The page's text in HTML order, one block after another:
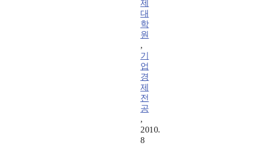
제
대
학
원
,
기
업
경
제
전
공
,
2010.
8